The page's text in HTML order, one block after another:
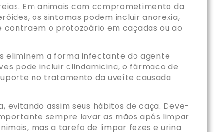
Em animais com comprometimento da
os sintomas podem incluir anorexia,
o protozoário em caçadas ou ao
eliminem a forma infectante do agente
pode incluir clindamicina, o fármaco de
no tratamento da uveíte causada
assim seus hábitos de caça. Deve-
sempre lavar as mãos após limpar
mas a tarefa de limpar fezes e urina